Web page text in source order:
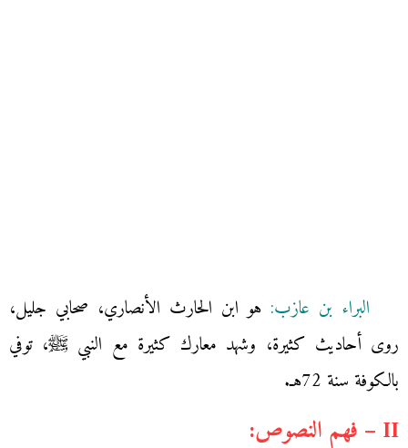
البراء بن عازب: هو ابن الحارث الأنصاري، صحابي جليل،
روى أحاديث كثيرة، وشهد معارك كثيرة مع النبي ﷺ، توفي
بالكوفة سنة 72هـ.
II – فهم النصوص: